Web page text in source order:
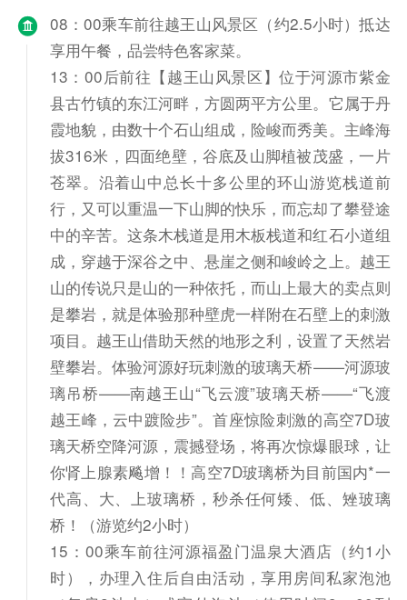
08：00乘车前往越王山风景区（约2.5小时）抵达
享用午餐，品尝特色客家菜。
13：00后前往【越王山风景区】位于河源市紫金
县古竹镇的东江河畔，方圆两平方公里。它属于丹
霞地貌，由数十个石山组成，险峻而秀美。主峰海
拔316米，四面绝壁，谷底及山脚植被茂盛，一片
苍翠。沿着山中总长十多公里的环山游览栈道前
行，又可以重温一下山脚的快乐，而忘却了攀登途
中的辛苦。这条木栈道是用木板栈道和红石小道组
成，穿越于深谷之中、悬崖之侧和峻岭之上。越王
山的传说只是山的一种依托，而山上最大的卖点则
是攀岩，就是体验那种壁虎一样附在石壁上的刺激
项目。越王山借助天然的地形之利，设置了天然岩
壁攀岩。体验河源好玩刺激的玻璃天桥——河源玻
璃吊桥——南越王山“飞云渡”玻璃天桥——“飞渡
越王峰，云中踱险步”。首座惊险刺激的高空7D玻
璃天桥空降河源，震撼登场，将再次惊爆眼球，让
你肾上腺素飚增！！高空7D玻璃桥为目前国内*一
代高、大、上玻璃桥，秒杀任何矮、低、矬玻璃
桥！（游览约2小时）
15：00乘车前往河源福盈门温泉大酒店（约1小
时），办理入住后自由活动，享用房间私家泡池